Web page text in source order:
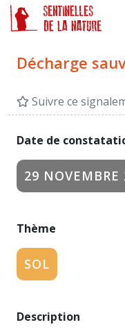
Décharge
Suivre ce
Date de
29 NOVEMBRE
Thème
SOL
Description
Panneau de gestion des